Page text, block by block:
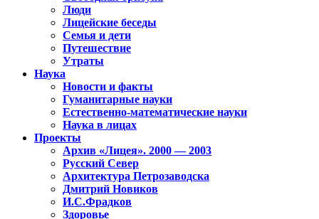
Люди
Лицейские беседы
Семья и дети
Путешествие
Утраты
Наука
Новости и факты
Гуманитарные науки
Естественно-математические науки
Наука в лицах
Проекты
Архив «Лицея». 2000 — 2003
Русский Север
Архитектура Петрозаводска
Дмитрий Новиков
И.С.Фрадков
Здоровье